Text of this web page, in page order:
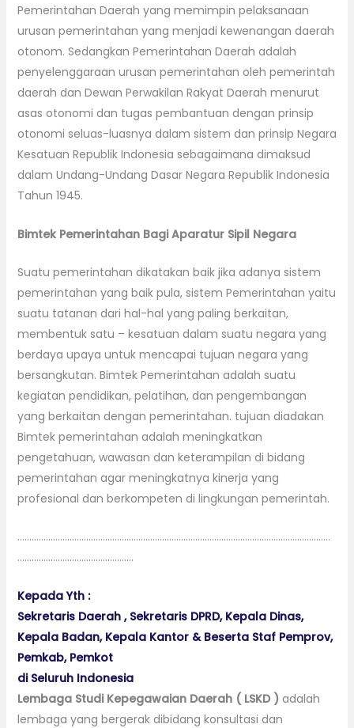
Pemerintahan Daerah yang memimpin pelaksanaan
urusan pemerintahan yang menjadi kewenangan daerah
otonom. Sedangkan Pemerintahan Daerah adalah
penyelenggaraan urusan pemerintahan oleh pemerintah
daerah dan Dewan Perwakilan Rakyat Daerah menurut
asas otonomi dan tugas pembantuan dengan prinsip
otonomi seluas-luasnya dalam sistem dan prinsip Negara
Kesatuan Republik Indonesia sebagaimana dimaksud
dalam Undang-Undang Dasar Negara Republik Indonesia
Tahun 1945.
Bimtek Pemerintahan Bagi Aparatur Sipil Negara
Suatu pemerintahan dikatakan baik jika adanya sistem
pemerintahan yang baik pula, sistem Pemerintahan yaitu
suatu tatanan dari hal-hal yang paling berkaitan,
membentuk satu – kesatuan dalam suatu negara yang
berdaya upaya untuk mencapai tujuan negara yang
bersangkutan. Bimtek Pemerintahan adalah suatu
kegiatan pendidikan, pelatihan, dan pengembangan
yang berkaitan dengan pemerintahan. tujuan diadakan
Bimtek pemerintahan adalah meningkatkan
pengetahuan, wawasan dan keterampilan di bidang
pemerintahan agar meningkatnya kinerja yang
profesional dan berkompeten di lingkungan pemerintah.
……………………………………………………………………………………………………………………
………………………………………….
Kepada Yth :
Sekretaris Daerah , Sekretaris DPRD, Kepala Dinas,
Kepala Badan, Kepala Kantor & Beserta Staf Pemprov,
Pemkab, Pemkot
di Seluruh Indonesia
Lembaga Studi Kepegawaian Daerah ( LSKD ) adalah
lembaga yang bergerak dibidang konsultasi dan